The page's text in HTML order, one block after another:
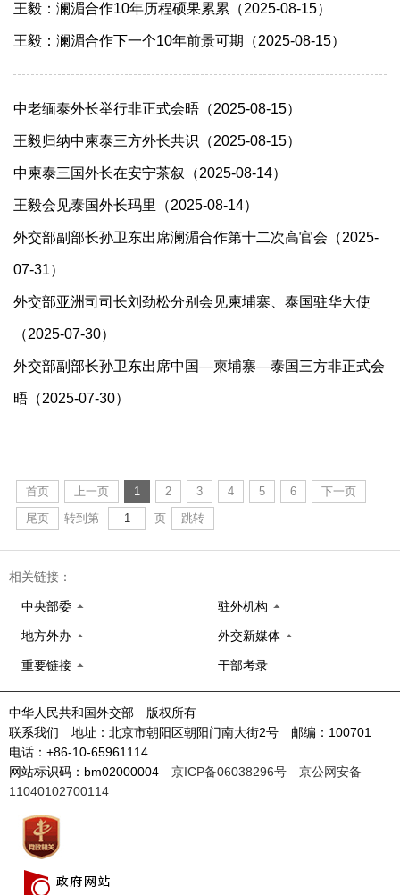
王毅：澜湄合作10年历程硕果累累（2025-08-15）
王毅：澜湄合作下一个10年前景可期（2025-08-15）
中老缅泰外长举行非正式会晤（2025-08-15）
王毅归纳中柬泰三方外长共识（2025-08-15）
中柬泰三国外长在安宁茶叙（2025-08-14）
王毅会见泰国外长玛里（2025-08-14）
外交部副部长孙卫东出席澜湄合作第十二次高官会（2025-
07-31）
外交部亚洲司司长刘劲松分别会见柬埔寨、泰国驻华大使
（2025-07-30）
外交部副部长孙卫东出席中国—柬埔寨—泰国三方非正式会
晤（2025-07-30）
首页 上一页 1 2 3 4 5 6
下一页
尾页
转到第 页 跳转
相关链接：
中央部委 驻外机构
地方外办 外交新媒体
重要链接 干部考录
中华人民共和国外交部 版权所有
联系我们 地址：北京市朝阳区朝阳门南大街2号 邮编：100701
电话：+86-10-65961114
网站标识码：bm02000004 京ICP备06038296号
京公网安备
11040102700114